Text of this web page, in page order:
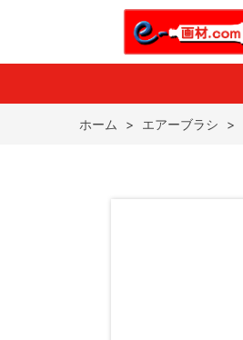
ホーム > エアーブラシ >